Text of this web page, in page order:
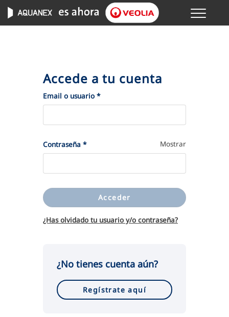
Menu
TU SERVICIO
VER TODAS LAS GESTIONES
TU AGUA
CONÓCENOS
Accede a tu cuenta
Email o usuario *(Obligatorio)
Contraseña *(Obligatorio) Mostrar
Acceder
¿Has olvidado tu usuario y/o contraseña?
¿No tienes cuenta aún?
Regístrate aquí